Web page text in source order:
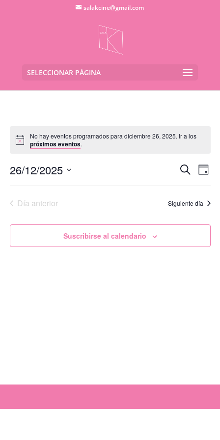
salakcine@gmail.com
SELECCIONAR PÁGINA
No hay eventos programados para diciembre 26, 2025. Ir a los
próximos eventos.
de
y
Buscar
de
de
Día
26/12/2025
Día anterior Siguiente día
Suscribirse al calendario